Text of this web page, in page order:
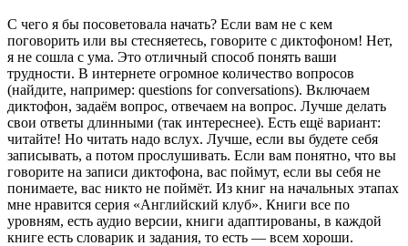
С чего я бы посоветовала начать? Если вам не с кем
поговорить или вы стесняетесь, говорите с диктофоном! Нет,
я не сошла с ума. Это отличный способ понять ваши
трудности. В интернете огромное количество вопросов
(найдите, например: questions for conversations). Включаем
диктофон, задаём вопрос, отвечаем на вопрос. Лучше делать
свои ответы длинными (так интереснее). Есть ещё вариант:
читайте! Но читать надо вслух. Лучше, если вы будете себя
записывать, а потом прослушивать. Если вам понятно, что вы
говорите на записи диктофона, вас поймут, если вы себя не
понимаете, вас никто не поймёт. Из книг на начальных этапах
мне нравится серия «Английский клуб». Книги все по
уровням, есть аудио версии, книги адаптированы, в каждой
книге есть словарик и задания, то есть — всем хороши.